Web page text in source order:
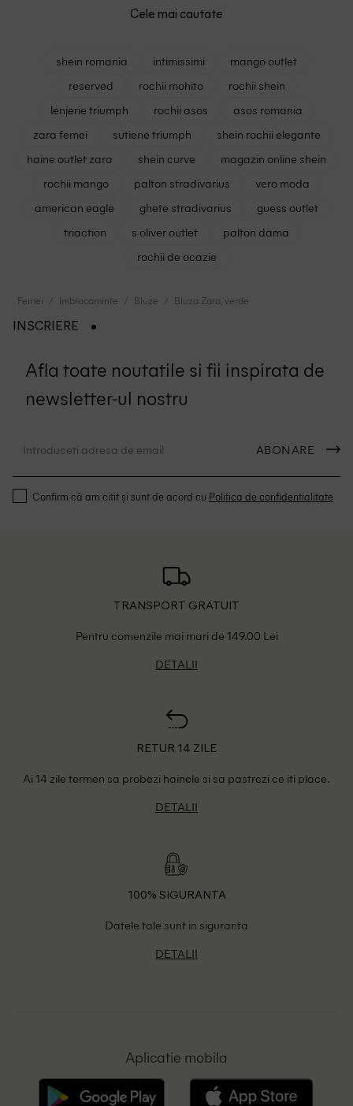
Cele mai cautate
shein romania intimissimi
mango outlet
reserved
rochii mohito
rochii shein
lenjerie triumph
rochii asos
asos romania
zara femei
sutiene triumph
shein rochii elegante
haine outlet zara
shein curve
magazin online shein
rochii mango
palton stradivarius
vero moda
american eagle
ghete stradivarius
guess outlet
triaction
s oliver outlet
palton dama
rochii de ocazie
Femei Imbracaminte Bluze Bluza Zara, verde
INSCRIERE
Afla toate noutatile si fii inspirata de
newsletter-ul nostru
ABONARE
Confirm că am citit și sunt de acord cu Politica de confidentialitate
TRANSPORT GRATUIT
Pentru comenzile mai mari de 149.00 Lei
DETALII
RETUR 14 ZILE
Ai 14 zile termen sa probezi hainele si sa pastrezi ce iti place.
DETALII
100% SIGURANTA
Datele tale sunt in siguranta
DETALII
Aplicatie mobila